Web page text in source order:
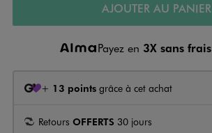
AJOUTER AU PANIER
Payez en 3X sans frais
+ 13 points grâce à cet achat
Retours OFFERTS 30 jours